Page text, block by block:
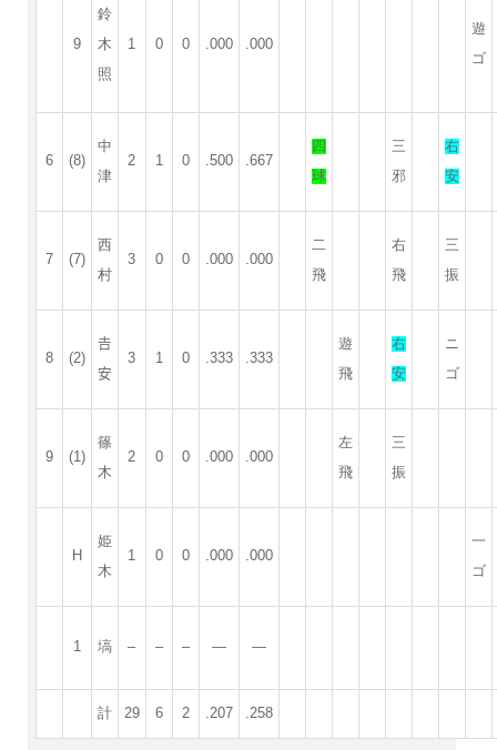
9
鈴
木
照
1 0 0 .000 .000
遊
ゴ
6 (8)
中
津
2 1 0 .500 .667
四
球
三
邪
右
安
7 (7)
西
村
3 0 0 .000 .000
二
飛
右
飛
三
振
8 (2)
𠮷
安
3 1 0 .333 .333
遊
飛
右
安
ニ
ゴ
9 (1)
篠
木
2 0 0 .000 .000
左
飛
三
振
H
姫
木
1 0 0 .000 .000
一
ゴ
1 塙 – – – — —
計 29 6 2 .207 .258